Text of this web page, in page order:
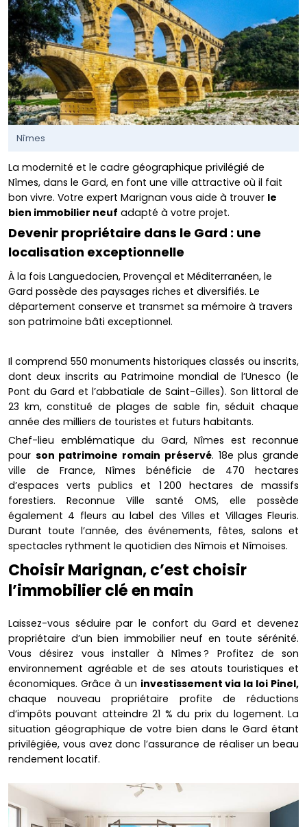
Nîmes
La modernité et le cadre géographique privilégié de
Nîmes, dans le Gard, en font une ville attractive où il fait
bon vivre. Votre expert Marignan vous aide à trouver le
bien immobilier neuf adapté à votre projet.
Devenir propriétaire dans le Gard : une
localisation exceptionnelle
À la fois Languedocien, Provençal et Méditerranéen, le
Gard possède des paysages riches et diversifiés. Le
département conserve et transmet sa mémoire à travers
son patrimoine bâti exceptionnel.
Il comprend 550 monuments historiques classés ou inscrits,
dont deux inscrits au Patrimoine mondial de l’Unesco (le
Pont du Gard et l’abbatiale de Saint-Gilles). Son littoral de
23 km, constitué de plages de sable fin, séduit chaque
année des milliers de touristes et futurs habitants.
Chef-lieu emblématique du Gard, Nîmes est reconnue
pour son patrimoine romain préservé. 18e plus grande
ville de France, Nîmes bénéficie de 470 hectares
d’espaces verts publics et 1 200 hectares de massifs
forestiers. Reconnue Ville santé OMS, elle possède
également 4 fleurs au label des Villes et Villages Fleuris.
Durant toute l’année, des événements, fêtes, salons et
spectacles rythment le quotidien des Nîmois et Nîmoises.
Choisir Marignan, c’est choisir
l’immobilier clé en main
Laissez-vous séduire par le confort du Gard et devenez
propriétaire d’un bien immobilier neuf en toute sérénité.
Vous désirez vous installer à Nîmes ? Profitez de son
environnement agréable et de ses atouts touristiques et
économiques. Grâce à un investissement via la loi Pinel,
chaque nouveau propriétaire profite de réductions
d’impôts pouvant atteindre 21 % du prix du logement. La
situation géographique de votre bien dans le Gard étant
privilégiée, vous avez donc l’assurance de réaliser un beau
rendement locatif.